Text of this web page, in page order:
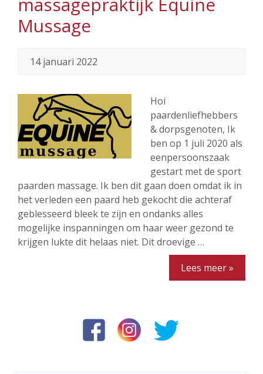
Mussage
14 januari 2022
Hoi
paardenliefhebbers
& dorpsgenoten, Ik
ben op 1 juli 2020 als
eenpersoonszaak
gestart met de sport
paarden massage. Ik ben dit gaan doen omdat ik in
het verleden een paard heb gekocht die achteraf
geblesseerd bleek te zijn en ondanks alles
mogelijke inspanningen om haar weer gezond te
krijgen lukte dit helaas niet. Dit droevige …
Lees meer »